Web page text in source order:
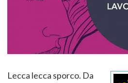
Lecca lecca sporco. Da